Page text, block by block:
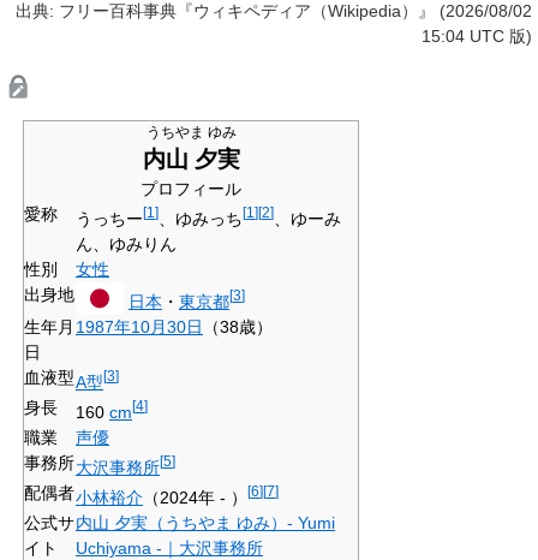
出典: フリー百科事典『ウィキペディア（Wikipedia）』 (2026/08/02
15:04 UTC 版)
うちやま ゆみ
内山 夕実
プロフィール
愛称
うっちー[1 ] 、ゆみっち[1 ][2]
、ゆーみ
ん、ゆみりん
性別
女性
出身地
日本 ・ 東京都[3]
生年月
日
1987年10月30日 （38歳）
血液型A型[3]
身長 160 cm[4]
職業
声優
事務所大沢事務所[5]
配偶者小林裕介 （2024年 - ） [6][7]
公式サ
イト
内山 夕実（うちやま ゆみ）- Yumi
Uchiyama -｜大沢事務所